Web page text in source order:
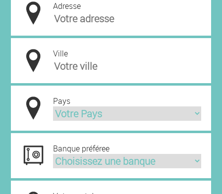
Adresse
Ville
Pays
Banque préféree